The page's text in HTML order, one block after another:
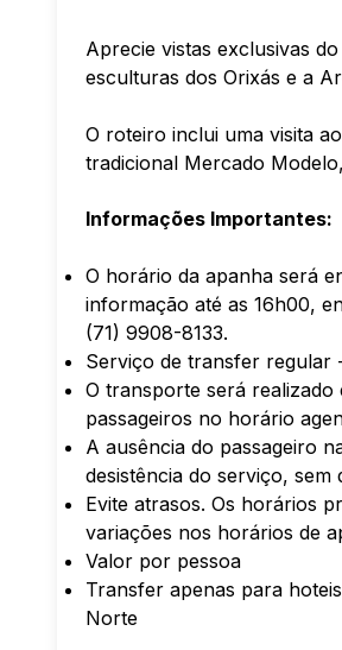
Aprecie vistas exclusivas
esculturas dos Orixás e a
O roteiro inclui uma visita
tradicional Mercado
Informações Importantes:
O horário da apanha será
informação até as 16h00,
(71) 9908-8133.
Serviço de transfer regular
O transporte será
passageiros no horário
A ausência do passageiro
desistência do serviço, sem
Evite atrasos. Os horários
variações nos horários de
Valor por pessoa
Transfer apenas para
Norte